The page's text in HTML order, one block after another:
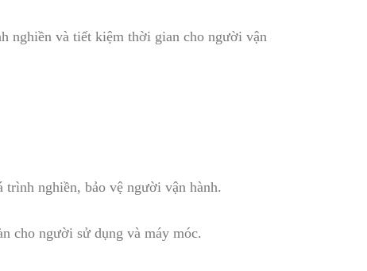
nghiền và tiết kiệm thời gian cho người vận
trình nghiền, bảo vệ người vận hành.
cho người sử dụng và máy móc.